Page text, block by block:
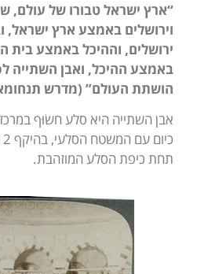
“ארץ ישראל טבורו של עולם,
וירושלים באמצע ארץ
ירושלים, וההיכל באמצע בית
באמצע ההיכל, ואבן השתייה
הושתת העולם” (מדרש
אבן השתייה היא סלע חשׂוּף
תחת כיפת הסלע המוזהבת.